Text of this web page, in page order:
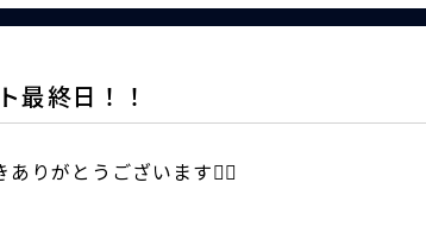
最終日！！
りがとうございます🙇‍♂️